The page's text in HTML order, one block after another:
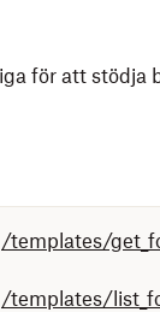
för att stödja
/templates/
/templates/